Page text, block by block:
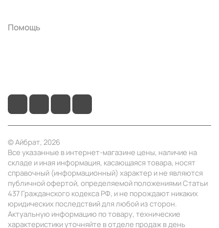
Помощь
© Айбрат, 2026
Все указанные в интернет-магазине цены, наличие на
складе и иная информация, касающаяся товара, носят
справочный (информационный) характер и не являются
публичной офертой, определяемой положениями Статьи
437 Гражданского кодекса РФ, и не порождают никаких
юридических последствий для любой из сторон.
Актуальную информацию по товару, технические
характеристики уточняйте в отделе продаж в день